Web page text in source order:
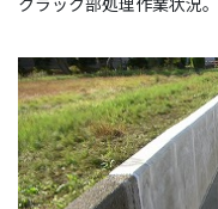
クラック部処理作業状況。